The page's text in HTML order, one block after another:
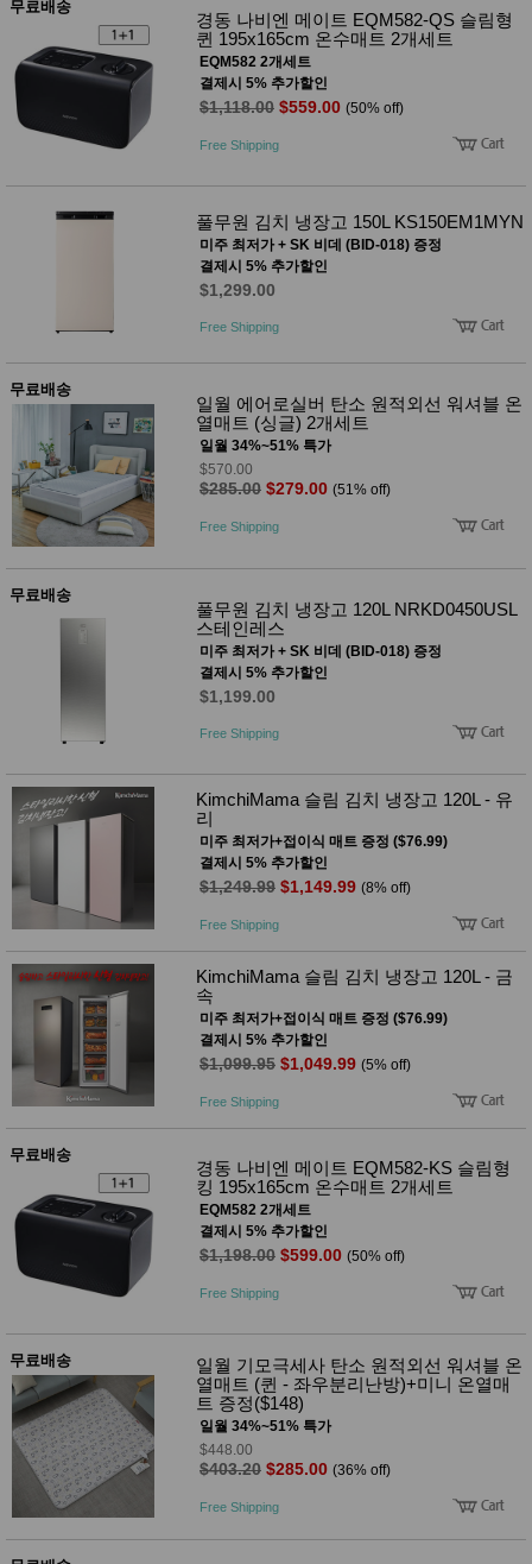
무료배송
경동 나비엔 메이트 EQM582-QS 슬림형
퀸 195x165cm 온수매트 2개세트
EQM582 2개세트
결제시 5% 추가할인
$1,118.00 $559.00 (50% off)
Free Shipping
풀무원 김치 냉장고 150L KS150EM1MYN
미주 최저가 + SK 비데 (BID-018) 증정
결제시 5% 추가할인
$1,299.00
Free Shipping
무료배송
일월 에어로실버 탄소 원적외선 워셔블 온
열매트 (싱글) 2개세트
일월 34%~51% 특가
$570.00
$285.00 $279.00 (51% off)
Free Shipping
무료배송
풀무원 김치 냉장고 120L NRKD0450USL
스테인레스
미주 최저가 + SK 비데 (BID-018) 증정
결제시 5% 추가할인
$1,199.00
Free Shipping
KimchiMama 슬림 김치 냉장고 120L - 유
리
미주 최저가+접이식 매트 증정 ($76.99)
결제시 5% 추가할인
$1,249.99 $1,149.99 (8% off)
Free Shipping
KimchiMama 슬림 김치 냉장고 120L - 금
속
미주 최저가+접이식 매트 증정 ($76.99)
결제시 5% 추가할인
$1,099.95 $1,049.99 (5% off)
Free Shipping
무료배송
경동 나비엔 메이트 EQM582-KS 슬림형
킹 195x165cm 온수매트 2개세트
EQM582 2개세트
결제시 5% 추가할인
$1,198.00 $599.00 (50% off)
Free Shipping
무료배송
일월 기모극세사 탄소 원적외선 워셔블 온
열매트 (퀸 - 좌우분리난방)+미니 온열매
트 증정($148)
일월 34%~51% 특가
$448.00
$403.20 $285.00 (36% off)
Free Shipping